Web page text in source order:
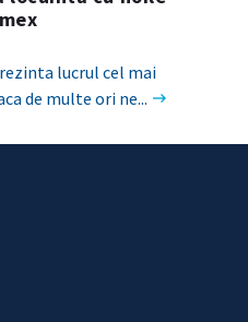
lucrul cel mai
de multe ori ne...